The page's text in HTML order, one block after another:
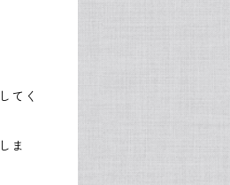
てく
ま